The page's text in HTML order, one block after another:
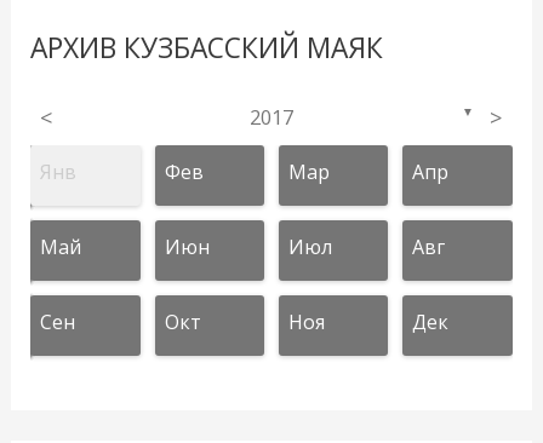
АРХИВ КУЗБАССКИЙ МАЯК
< 2017 ▼ >
Янв Фев Мар Апр
Май Июн Июл Авг
Сен Окт Ноя Дек